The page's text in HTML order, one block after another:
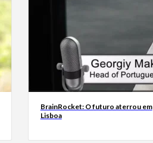
BrainRocket: O futuro aterrou em
Lisboa